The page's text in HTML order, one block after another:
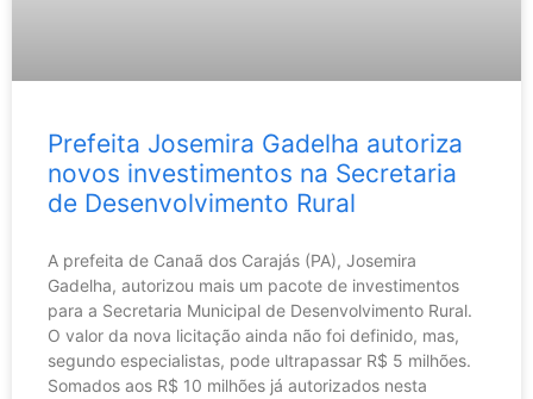
Prefeita Josemira Gadelha autoriza
novos investimentos na Secretaria
de Desenvolvimento Rural
A prefeita de Canaã dos Carajás (PA), Josemira
Gadelha, autorizou mais um pacote de investimentos
para a Secretaria Municipal de Desenvolvimento Rural.
O valor da nova licitação ainda não foi definido, mas,
segundo especialistas, pode ultrapassar R$ 5 milhões.
Somados aos R$ 10 milhões já autorizados nesta